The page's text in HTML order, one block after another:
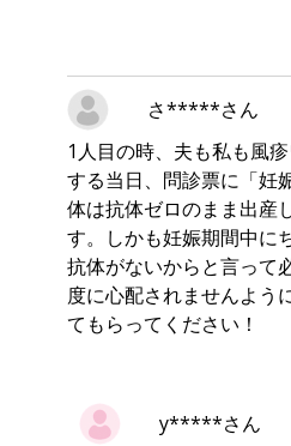
さ*****さん
1人目の時、夫も私も風
する当日、問診票に「妊
体は抗体ゼロのまま出産
す。しかも妊娠期間中に
抗体がないからと言って
度に心配されませんよう
てもらってください！
y*****さん